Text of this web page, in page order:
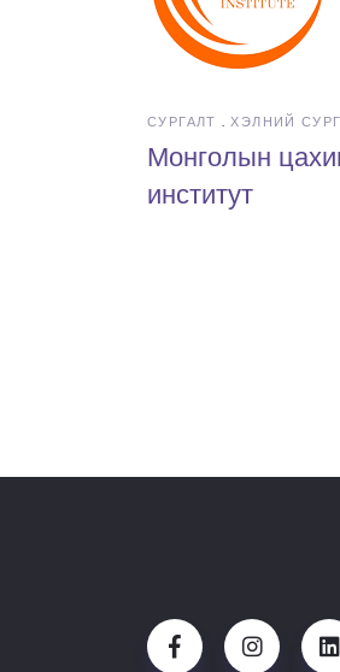
СУРГАЛТ ХЭЛНИЙ
Монголын
институт